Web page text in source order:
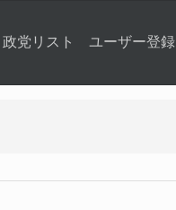
政党リスト ユーザー登録